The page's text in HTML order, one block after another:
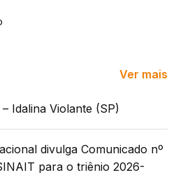
Ver mais
Idalina Violante (SP)
divulga Comunicado nº
para o triênio 2026-